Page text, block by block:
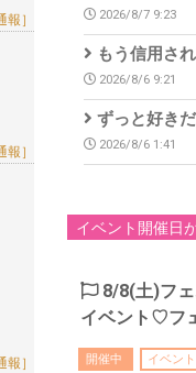
報］
報］
報］
2026/8/7 9:23
もう信用さ
2026/8/6 9:21
ずっと好き
2026/8/6 1:41
イベント開催日
8/8(土)フェ
イベント♡フ
開催中 イベント